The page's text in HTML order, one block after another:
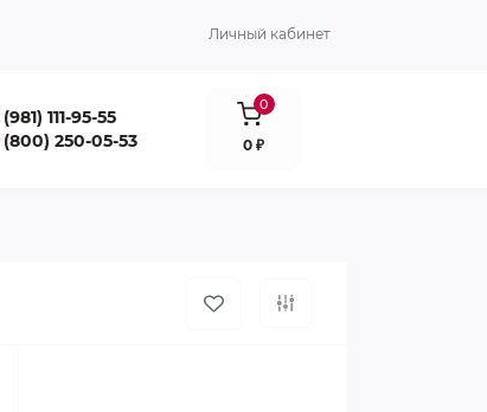
Личный кабинет
111-95-55
(800) 250-05-53
0
0 ₽